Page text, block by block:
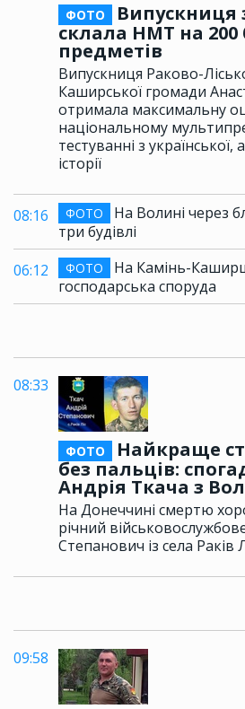
ФОТО
Випускниця
склала НМТ на 200
предметів
Випускниця Раково-
Каширської громади
отримала максимальну
національному
тестуванні з української,
історії
08:16 ФОТО
На Волині через
три будівлі
06:12
ФОТО
На Камінь-
господарська споруда
08:33
ФОТО
Найкраще
без пальців:
Андрія Ткача з
На Донеччині смертю
річний
Степанович із села Раків
09:58